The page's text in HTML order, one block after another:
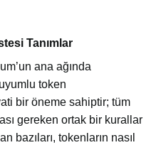
Tanımlar
ana ağında
token
bir öneme sahiptir; tüm
gereken ortak bir kurallar
bazıları, tokenların nasıl